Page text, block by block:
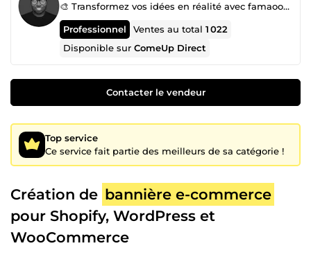
🎨 Transformez vos idées en réalité avec famaooo – Votre expert en création digitale !
Professionnel Ventes au total1 022
Disponible surComeUp Direct
Contacter le vendeur
Top service
Ce service fait partie des meilleurs de sa catégorie !
Création de bannière e-commerce
pour Shopify, WordPress et
WooCommerce